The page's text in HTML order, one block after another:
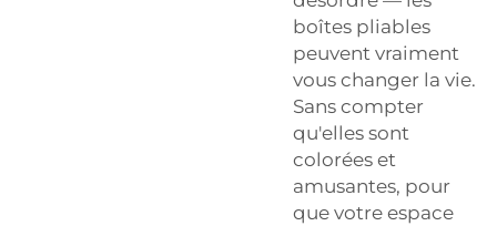
boîtes pliables
peuvent vraiment
vous changer la vie.
Sans compter
qu'elles sont
colorées et
amusantes, pour
que votre espace